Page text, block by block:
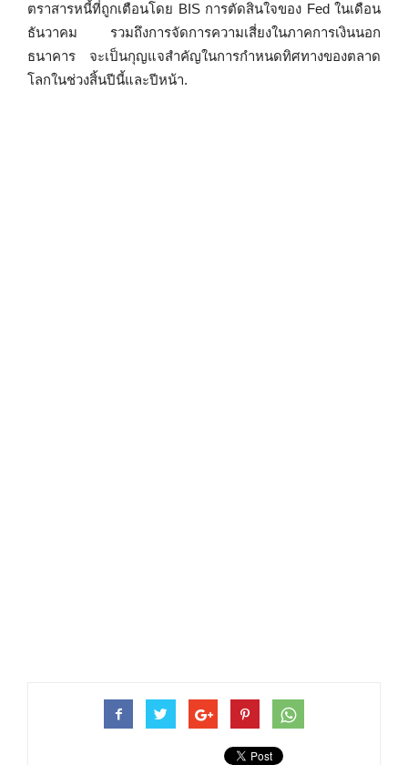
ตราสารหนี้ที่ถูกเตือนโดย BIS การตัดสินใจของ Fed ในเดือน
ธันวาคม รวมถึงการจัดการความเสี่ยงในภาคการเงินนอก
ธนาคาร จะเป็นกุญแจสำคัญในการกำหนดทิศทางของตลาด
โลกในช่วงสิ้นปีนี้และปีหน้า.